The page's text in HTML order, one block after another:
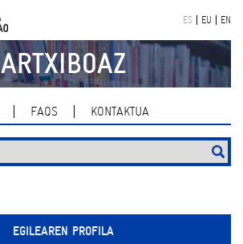
ES EU EN
ARTXIBOAZ
FAQS KONTAKTUA
EGILEAREN PROFILA